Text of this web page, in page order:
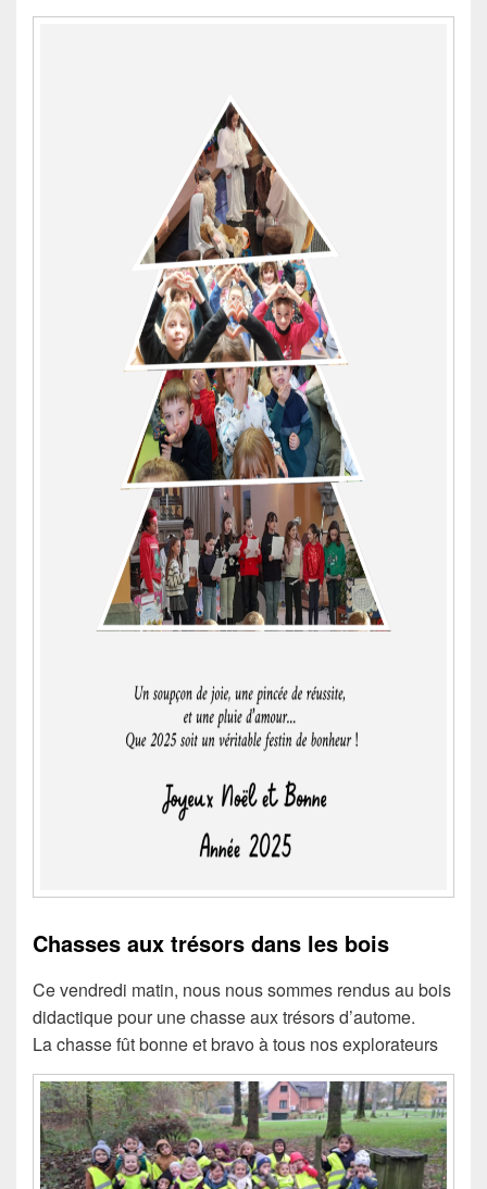
Chasses aux trésors dans les bois
Ce vendredi matin, nous nous sommes rendus au bois
didactique pour une chasse aux trésors d’autome.
La chasse fût bonne et bravo à tous nos explorateurs